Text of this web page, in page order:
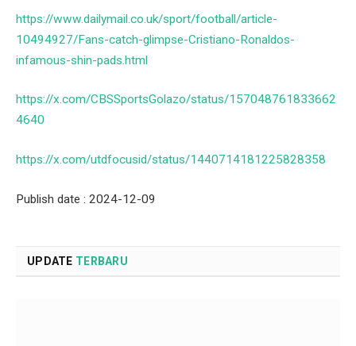
https://www.dailymail.co.uk/sport/football/article-
10494927/Fans-catch-glimpse-Cristiano-Ronaldos-
infamous-shin-pads.html
https://x.com/CBSSportsGolazo/status/157048761833662
4640
https://x.com/utdfocusid/status/1440714181225828358
Publish date : 2024-12-09
UPDATE TERBARU